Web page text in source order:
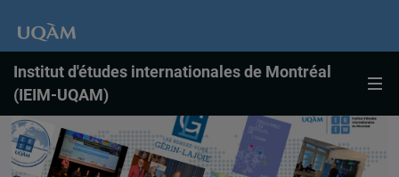
Institut d'études internationales de Montréal
(IEIM-UQAM)